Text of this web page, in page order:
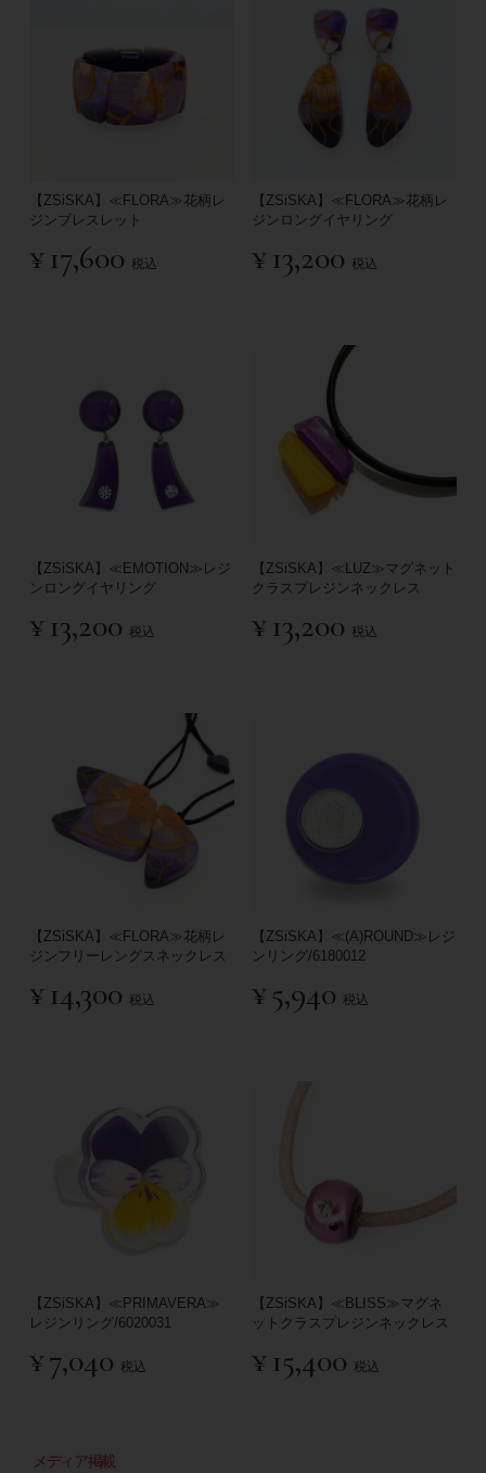
【ZSiSKA】≪FLORA≫花柄レ
ジンブレスレット
¥ 17,600 税込
【ZSiSKA】≪FLORA≫花柄レ
ジンロングイヤリング
¥ 13,200 税込
【ZSiSKA】≪EMOTION≫レジ
ンロングイヤリング
¥ 13,200 税込
【ZSiSKA】≪LUZ≫マグネット
クラスプレジンネックレス
¥ 13,200 税込
【ZSiSKA】≪FLORA≫花柄レ
ジンフリーレングスネックレス
¥ 14,300 税込
【ZSiSKA】≪(A)ROUND≫レジ
ンリング/6180012
¥5,940 税込
【ZSiSKA】≪PRIMAVERA≫
レジンリング/6020031
¥7,040 税込
【ZSiSKA】≪BLISS≫マグネ
ットクラスプレジンネックレス
¥ 15,400 税込
メディア掲載